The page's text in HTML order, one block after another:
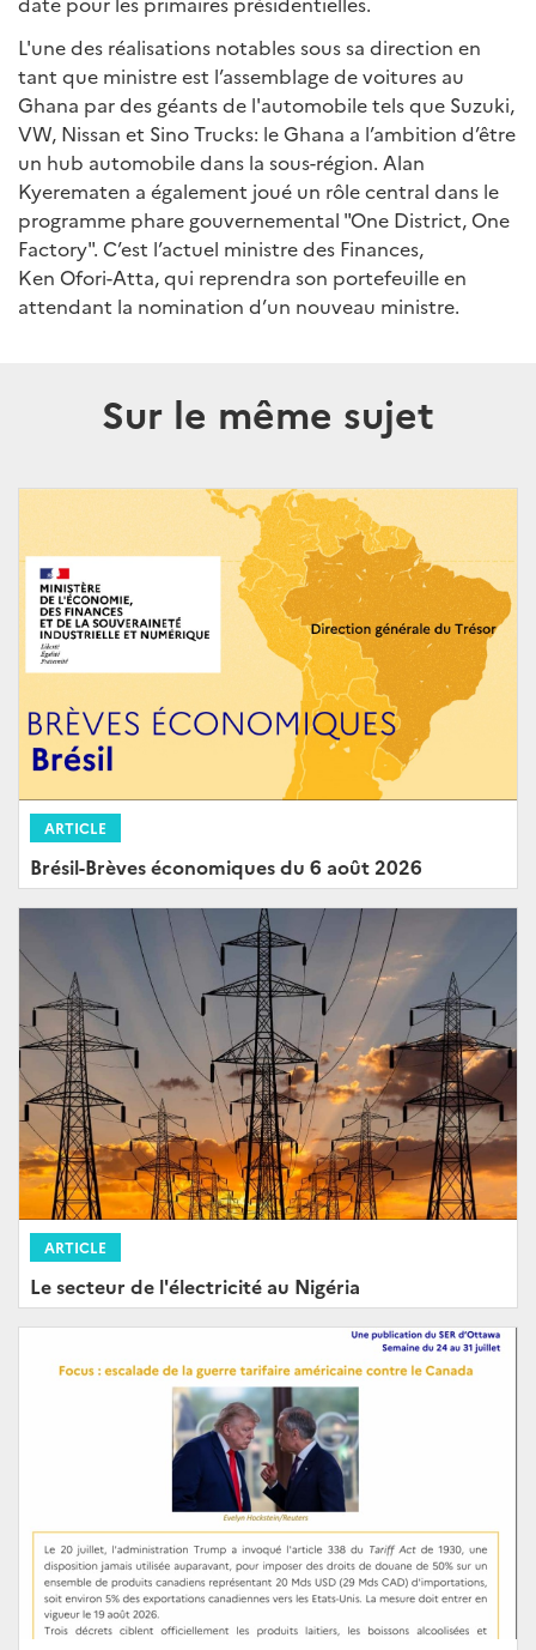
L'une des réalisations notables sous sa direction en
tant que ministre est l’assemblage de voitures au
Ghana par des géants de l'automobile tels que Suzuki,
VW, Nissan et Sino Trucks: le Ghana a l’ambition d’être
un hub automobile dans la sous-région. Alan
Kyerematen a également joué un rôle central dans le
programme phare gouvernemental "One District, One
Factory". C’est l’actuel ministre des Finances,
Ken Ofori-Atta, qui reprendra son portefeuille en
attendant la nomination d’un nouveau ministre.
Sur le même sujet
ARTICLE
Brésil-Brèves économiques du 6 août 2026
ARTICLE
Le secteur de l'électricité au Nigéria